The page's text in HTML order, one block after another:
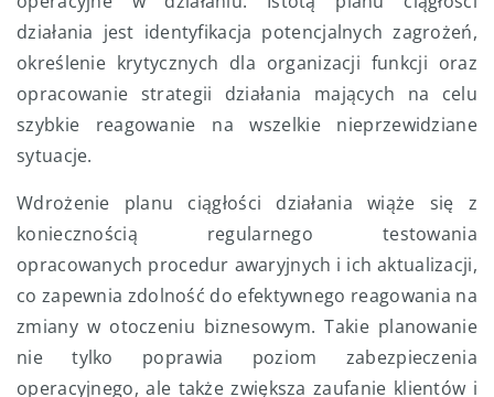
działania jest identyfikacja potencjalnych zagrożeń,
określenie krytycznych dla organizacji funkcji oraz
opracowanie strategii działania mających na celu
szybkie reagowanie na wszelkie nieprzewidziane
sytuacje.
Wdrożenie planu ciągłości działania wiąże się z
koniecznością regularnego testowania
opracowanych procedur awaryjnych i ich aktualizacji,
co zapewnia zdolność do efektywnego reagowania na
zmiany w otoczeniu biznesowym. Takie planowanie
nie tylko poprawia poziom zabezpieczenia
operacyjnego, ale także zwiększa zaufanie klientów i